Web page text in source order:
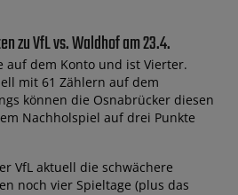
zu VfL vs. Waldhof am 23.4.
auf dem Konto und ist Vierter.
mit 61 Zählern auf dem
können die Osnabrücker diesen
Nachholspiel auf drei Punkte
VfL aktuell die schwächere
noch vier Spieltage (plus das